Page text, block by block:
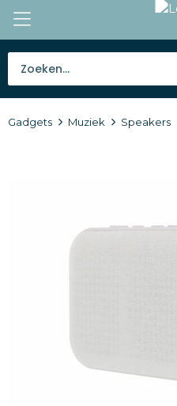
Tassen
Drinkwaren
Gereedschap en veiligheid
Gadgets Muziek Speakers